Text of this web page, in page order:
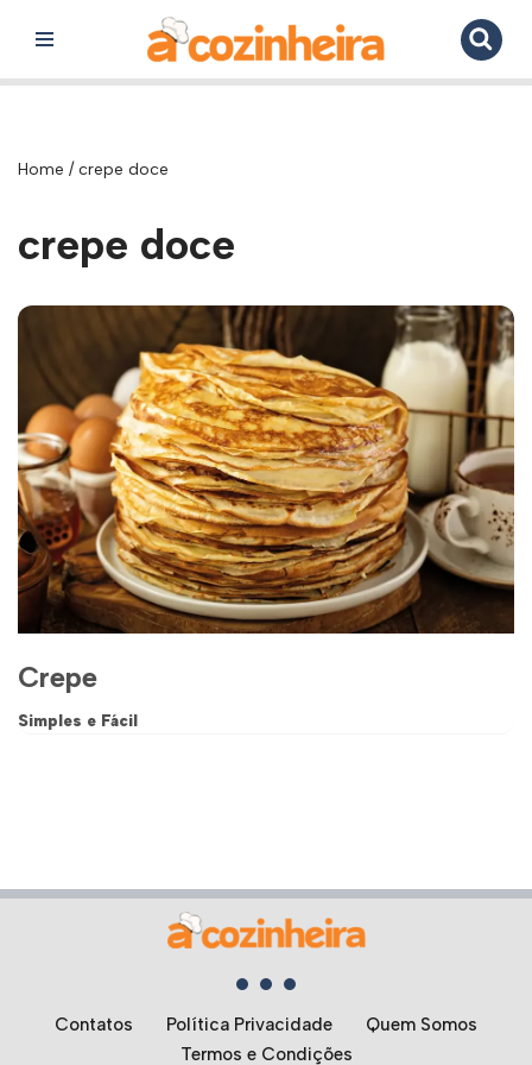
para
Home /crepe doce
crepe doce
Crepe
Simples e Fácil
Contatos Política Privacidade
Quem Somos
Termos e Condições